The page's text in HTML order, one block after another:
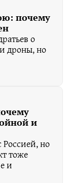
почему
о
дроны, но
и
но
тоже
и